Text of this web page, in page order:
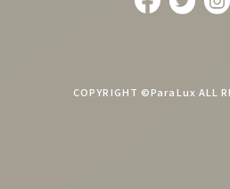
COPYRIGHT ©ParaLux ALL